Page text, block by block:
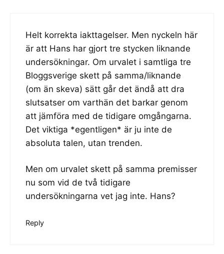
Helt korrekta iakttagelser. Men nyckeln här
är att Hans har gjort tre stycken liknande
undersökningar. Om urvalet i samtliga tre
Bloggsverige skett på samma/liknande
(om än skeva) sätt går det ändå att dra
slutsatser om varthän det barkar genom
att jämföra med de tidigare omgångarna.
Det viktiga *egentligen* är ju inte de
absoluta talen, utan trenden.
Men om urvalet skett på samma premisser
nu som vid de två tidigare
undersökningarna vet jag inte. Hans?
Reply